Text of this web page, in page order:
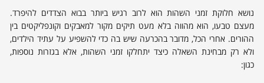
נושא חלוקת זמני השהות הוא לרוב רגיש ביותר בבוא הצדדים להיפרד.
מעצם טבעו, הוא מהווה בלא מעט תיקים מקור למאבקים וקונפליקטים בין
ההורים. אחרי הכל, מדובר בהכרעה שיש בה כדי להשפיע על עתיד הילדים,
ולא רק מבחינת השאלה כיצד יתחלקו זמני השהות, אלא בגזרות נוספות,
כגון: